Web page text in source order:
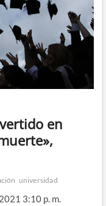
en
universidad
3:10 p. m.